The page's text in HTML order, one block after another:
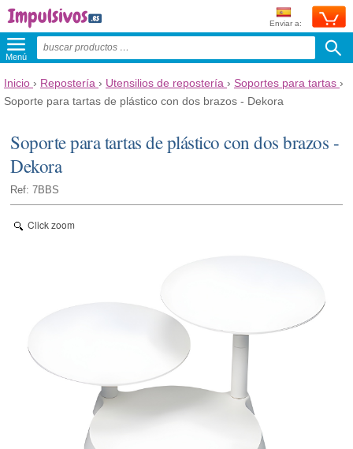
Enviar a:
Menú
Inicio › Repostería › Utensilios de repostería › Soportes para tartas ›
Soporte para tartas de plástico con dos brazos - Dekora
Soporte para tartas de plástico con dos brazos -
Dekora
Ref: 7BBS
Click zoom